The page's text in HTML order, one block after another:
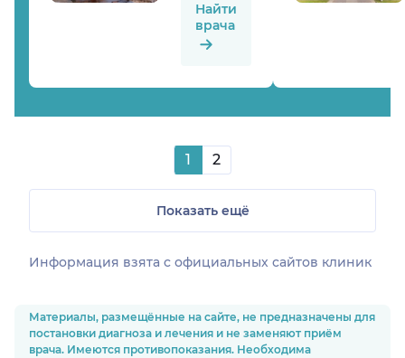
Найти
врача
1 2
Показать ещё
Информация взята c официальных сайтов клиник
Материалы, размещённые на сайте, не предназначены для
постановки диагноза и лечения и не заменяют приём
врача. Имеются противопоказания. Необходима